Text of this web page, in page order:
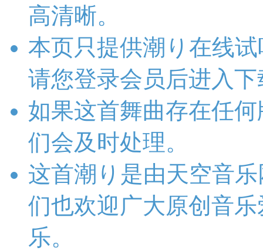
高清晰。
本页只提供潮り在线
请您登录会员后进入
如果这首舞曲存在任
们会及时处理。
这首潮り是由天空音
们也欢迎广大原创音
乐。